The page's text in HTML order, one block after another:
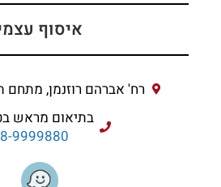
איסוף
רח' אברהם רוזנמן, מתחם
בתיאום מראש
9999880